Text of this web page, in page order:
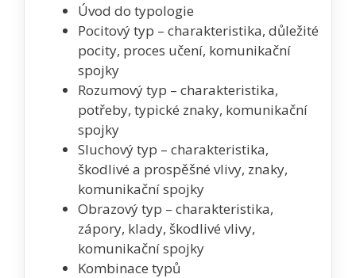
Úvod do typologie
Pocitový typ – charakteristika, důležité
pocity, proces učení, komunikační
spojky
Rozumový typ – charakteristika,
potřeby, typické znaky, komunikační
spojky
Sluchový typ – charakteristika,
škodlivé a prospěšné vlivy, znaky,
komunikační spojky
Obrazový typ – charakteristika,
zápory, klady, škodlivé vlivy,
komunikační spojky
Kombinace typů